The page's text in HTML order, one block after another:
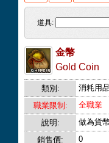
道具:
金幣
Gold Coin
類別:
消耗用
職業限制:
全職業
說明:
做為貨
銷售價:
0